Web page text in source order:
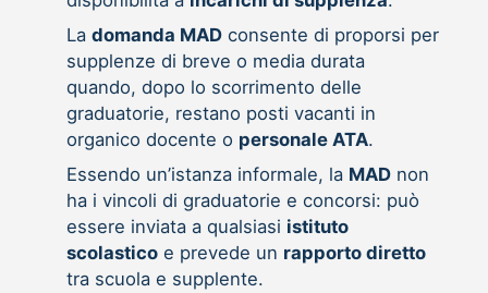
La domanda MADconsente di proporsi per
supplenze di breve o media durata
quando, dopo lo scorrimento delle
graduatorie, restano posti vacanti in
organico docente o personale ATA.
Essendo un’istanza informale, la MADnon
ha i vincoli di graduatorie e concorsi: può
essere inviata a qualsiasi istituto
scolasticoe prevede un rapporto diretto
tra scuola e supplente.